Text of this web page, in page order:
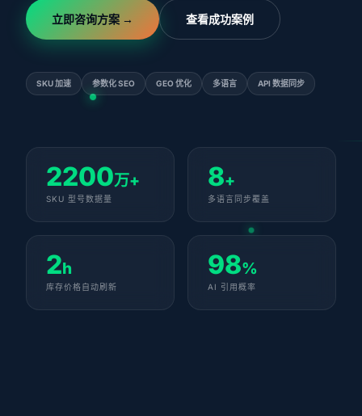
立即咨询方案 → 查看成功案例
SKU 加速 参数化 SEO GEO 优化 多语言 API 数据同步
2200万+
SKU 型号数据量
8+
多语言同步覆盖
2h
库存价格自动刷新
98%
AI 引用概率